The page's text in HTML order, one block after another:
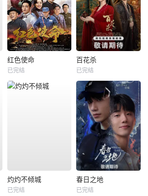
红色使命
已完结
百花杀
已完结
灼灼不倾城
已完结
春日之地
已完结